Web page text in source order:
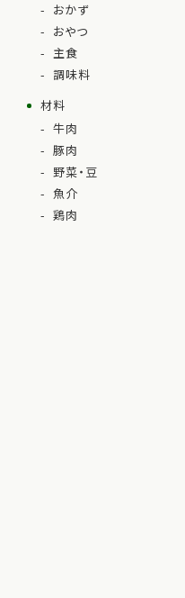
おかず
おやつ
主食
調味料
材料
牛肉
豚肉
野菜・豆
魚介
鶏肉